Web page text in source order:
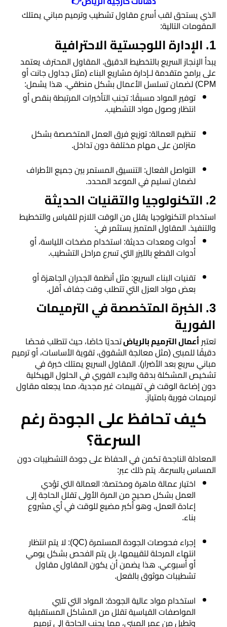
ترميم
الرياض
ديكورات
جبس
بورد
بالجدران
ديكورات
الذي يستحق لقب أسرع مقاول تشطيب وترميم مباني يمتلك
المقومات التالية:
​1. الإدارة اللوجستية الاحترافية
​يبدأ الإنجاز السريع بالتخطيط الدقيق. المقاول المحترف يعتمد
على برامج متقدمة لـإدارة مشاريع البناء (مثل جداول جانت أو
CPM) لضمان تسلسل الأعمال بشكل منطقي. هذا يشمل:
​توفير المواد مسبقًا: تجنب التأخيرات المرتبطة بنقص أو
انتظار وصول مواد التشطيب.
​تنظيم العمالة: توزيع فرق العمل المتخصصة بشكل
متزامن على مهام مختلفة دون تداخل.
​التواصل الفعال: التنسيق المستمر بين جميع الأطراف
لضمان تسليم في الموعد المحدد.
​2. التكنولوجيا والتقنيات الحديثة
​استخدام التكنولوجيا يقلل من الوقت اللازم للقياس والتخطيط
والتنفيذ. المقاول المتميز يستثمر في:
​أدوات ومعدات حديثة: استخدام مضخات اللياسة، أو
أدوات القطع بالليزر التي تسرع مراحل التشطيب.
​تقنيات البناء السريع: مثل أنظمة الجدران الجاهزة أو
بعض مواد العزل التي تتطلب وقت جفاف أقل.
​3. الخبرة المتخصصة في الترميمات
الفورية
​تعتبرأعمال الترميم بالرياضتحديًا خاصًا، حيث تتطلب فحصًا
دقيقًا للمبنى (مثل معالجة الشقوق، تقوية الأساسات، أو ترميم
مباني سريع بعد الأضرار). المقاول السريع يمتلك خبرة في
تشخيص المشكلة بدقة والبدء الفوري في الحلول الهيكلية
دون إضاعة الوقت في تقييمات غير مجدية، مما يجعله مقاول
ترميمات فورية بامتياز.
​كيف تحافظ على الجودة رغم
السرعة؟
​المعادلة الناجحة تكمن في الحفاظ على جودة التشطيبات دون
المساس بالسرعة. يتم ذلك عبر:
​اختيار عمالة ماهرة ومختصة: العمالة التي تؤدي
العمل بشكل صحيح من المرة الأولى تقلل الحاجة إلى
إعادة العمل، وهو أكبر مضيع للوقت في أي مشروع
بناء.
​إجراء فحوصات الجودة المستمرة (QC): لا يتم انتظار
انتهاء المرحلة لتقييمها، بل يتم الفحص بشكل يومي
أو أسبوعي. هذا يضمن أن يكون المقاول مقاول
تشطيبات موثوق بالفعل.
​استخدام مواد عالية الجودة: المواد التي تلبي
المواصفات القياسية تقلل من المشاكل المستقبلية
وتطيل من عمر المبنى، مما يجنب الحاجة إلى ترميم